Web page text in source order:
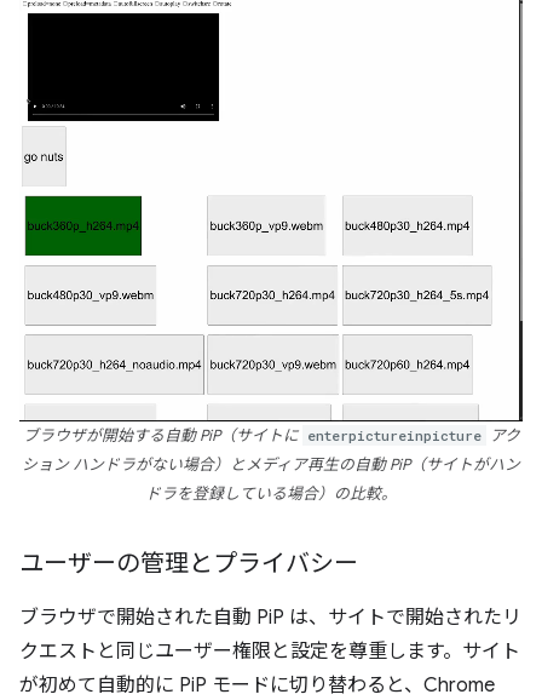
ブラウザが開始する自動 PiP（サイトに enterpictureinpicture
アク
ション ハンドラがない場合）とメディア再生の自動 PiP（サイトがハン
ドラを登録している場合）の比較。
ユーザーの管理とプライバシー
ブラウザで開始された自動 PiP は、サイトで開始されたリ
クエストと同じユーザー権限と設定を尊重します。サイト
が初めて自動的に PiP モードに切り替わると、Chrome